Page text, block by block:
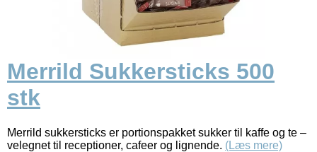
Merrild Sukkersticks 500
stk
Merrild sukkersticks er portionspakket sukker til kaffe og te –
velegnet til receptioner, cafeer og lignende. (Læs mere)